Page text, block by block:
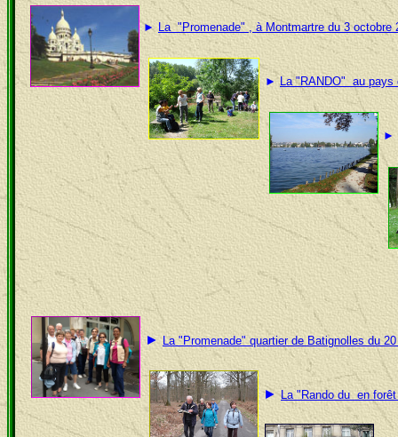
► La "Promenade" , à Montmartre du 3 octobre
►La "RANDO" au pays
►
► La "Promenade"quartier de Batignolles du
►La "Rando du en